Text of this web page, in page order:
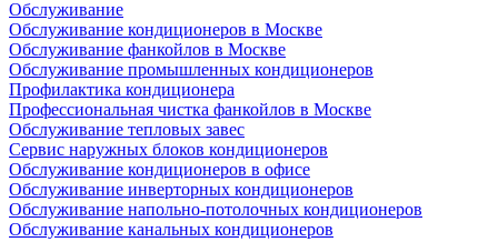
Обслуживание
Обслуживание кондиционеров в Москве
Обслуживание фанкойлов в Москве
Обслуживание промышленных кондиционеров
Профилактика кондиционера
Профессиональная чистка фанкойлов в Москве
Обслуживание тепловых завес
Сервис наружных блоков кондиционеров
Обслуживание кондиционеров в офисе
Обслуживание инверторных кондиционеров
Обслуживание напольно-потолочных кондиционеров
Обслуживание канальных кондиционеров